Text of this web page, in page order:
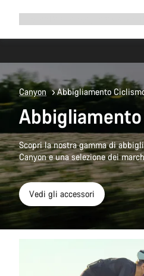
navigazione
Canyon Abbigliamento
Scopri la nostra gamma di
Canyon e una selezione dei
Vedi gli accessori